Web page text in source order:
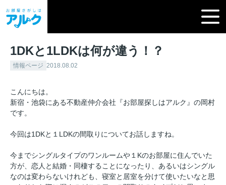
1DKと1LDKは何が違う！？
情報ページ 2018.08.02
こんにちは。
新宿・池袋にある不動産仲介会社『お部屋探しはアルク』の岡村
です。
今回は1DKと１LDKの間取りについてお話しますね。
今までシングルタイプのワンルームや１Kのお部屋に住んでいた
方が、恋人と結婚・同棲することになったり、あるいはシングル
なのは変わらないけれども、寝室と居室を分けて使いたいなと思